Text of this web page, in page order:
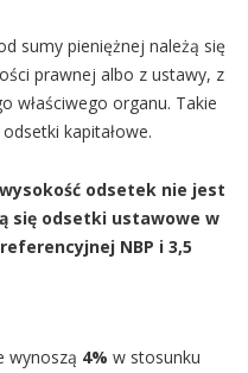
sumy pieniężnej należą się
prawnej albo z ustawy, z
właściwego organu. Takie
kapitałowe.
odsetek nie jest
się odsetki ustawowe w
NBP i 3,5
wynoszą 4% w stosunku